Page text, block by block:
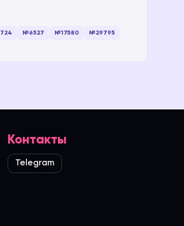
№6527 №17580 №29795
Контакты
Telegram